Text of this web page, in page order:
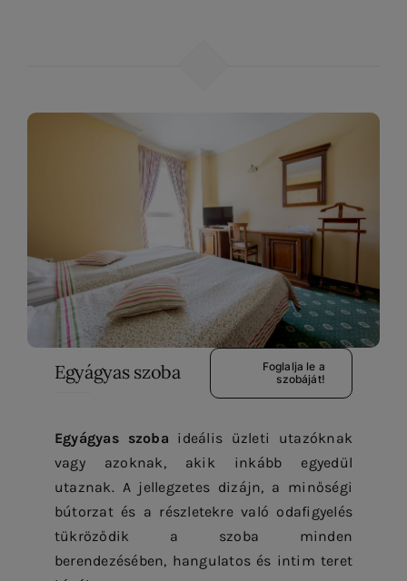
Egyágyas szoba
Foglalja le a
szobáját!
Egyágyas szoba ideális üzleti utazóknak
vagy azoknak, akik inkább egyedül
utaznak. A jellegzetes dizájn, a minőségi
bútorzat és a részletekre való odafigyelés
tükröződik a szoba minden
berendezésében, hangulatos és intim teret